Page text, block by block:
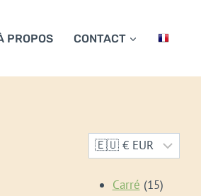
PROPOS CONTACT
Carré 1515